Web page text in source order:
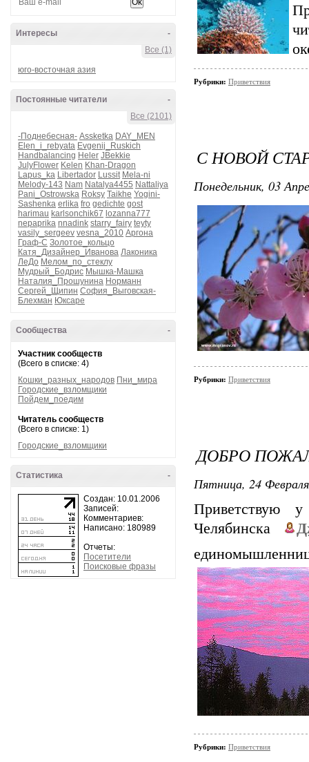
-
Интересы
Все (1)
юго-восточная азия
-
Постоянные читатели
Все (2101)
-Поднебесная- Assketka DAY_MEN
Elen_i_rebyata Evgenij_Ruskich
Handbalancing Heler JBekkie
JulyFlower Kelen Khan-Dragon
Lapus_ka Libertador Lussit Mela-ni
Melody-143 Nam Natalya4455 Nattaliya
Pani_Ostrowska Roksy Taikhe Yogini-
Sashenka erlika fro gedichte gost
harimau karlsonchik67 lozanna777
nepaprika nnadink starry_fairy teyty
vasily_sergeev vesna_2010 Аргона
Граф-С Золотое_кольцо
Катя_Дизайнер_Иванова Лаконика
ЛеДо Мелом_по_стеклу
Мудрый_Бодрис Мышка-Машка
Наталия_Прошунина Норманн
Сергей_Щипин София_Выговская-
Блехман Юксаре
-
Сообщества
Участник сообществ
(Всего в списке: 4)
Кошки_разных_народов Пни_мира
Городские_взломщики
Пойдем_поедим
Читатель сообществ
(Всего в списке: 1)
Городские_взломщики
-
Статистика
Создан: 10.01.2006
Записей:
Комментариев:
Написано: 180989
Отчеты:
Посетители
Поисковые фразы
Рубрики: Приветствия
С НОВОЙ
Понедельник, 03
Рубрики: Приветствия
ДОБРО
Пятница, 24
Приветствую
Челябинска
Рубрики: Приветствия